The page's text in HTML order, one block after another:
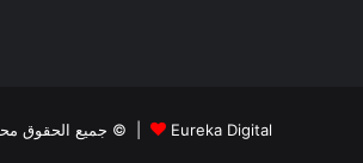
جميع الحقوق محفوظة 2025 © | Eureka Digital